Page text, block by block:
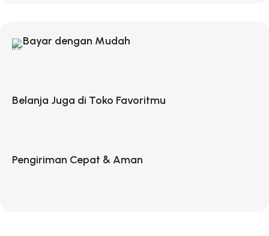
Bayar dengan Mudah
Belanja Juga di Toko Favoritmu
Pengiriman Cepat & Aman